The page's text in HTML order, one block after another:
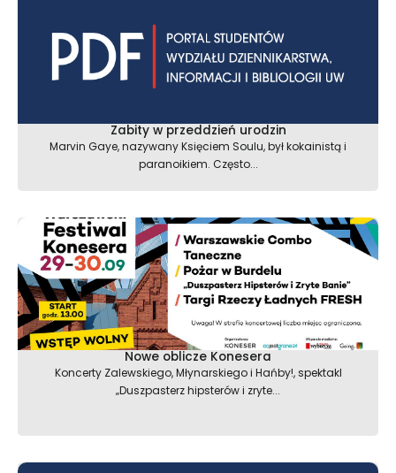
Zabity w przeddzień urodzin
Marvin Gaye, nazywany Księciem Soulu, był kokainistą i
paranoikiem. Często...
Nowe oblicze Konesera
Koncerty Zalewskiego, Młynarskiego i Hańby!, spektakl
„Duszpasterz hipsterów i zryte...